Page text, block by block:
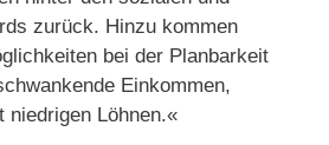
zurück. Hinzu kommen
bei der Planbarkeit
Einkommen,
niedrigen Löhnen.«